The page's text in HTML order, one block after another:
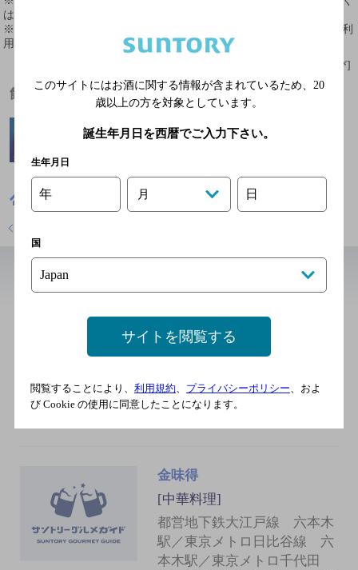
はお店にお問い合わせください。
※ 掲載されているリンク等の外部コンテンツはお客様のご判断でご利
用ください。
[情報提供：ぐるなび]
飲めるお酒
東京都 ＳＩＬＩＮ 火龍園
近辺の中華・韓国・焼肉
牛たん 一徹 六本木
[焼肉]
口 徒歩2分／地下鉄日比谷線
金味得
[中華料理]
都営地下鉄大江戸線 六本木
駅／東京メトロ日比谷線 六
本木駅／東京メトロ千代田
このサイトにはお酒に関する情報が含まれているため、 20
歳以上の方を対象としています。
誕生年月日を西暦でご入力下さい。
生年月日
年 月 日
国
サイトを閲覧する
閲覧することにより、 利用規約 プライバシーポリシー 、およ
び Cookie の使用に同意したことになります。